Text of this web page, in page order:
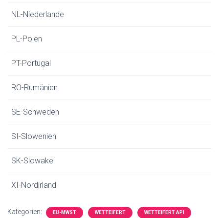
NL-Niederlande
PL-Polen
PT-Portugal
RO-Rumänien
SE-Schweden
SI-Slowenien
SK-Slowakei
XI-Nordirland
Kategorien: EU-MWST WETTEIFERT WETTEIFERT API